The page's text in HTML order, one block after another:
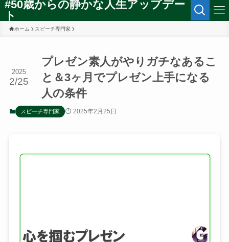
#50歳からの静かな人生アップデー
ト
ホーム スピーチ専門家
プレゼン素人がやりガチなあるこ
と＆3ヶ月でプレゼン上手になる
人の条件
2025
2/25
スピーチ専門家 2025年2月25日